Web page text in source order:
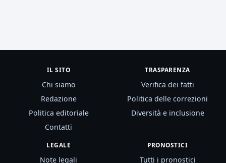
IL SITO
Chi siamo
Redazione
Politica editoriale
Contatti
TRASPARENZA
Verifica dei fatti
Politica delle correzioni
Diversità e inclusione
LEGALE
Note legali
PRONOSTICI
Tutti i pronostici